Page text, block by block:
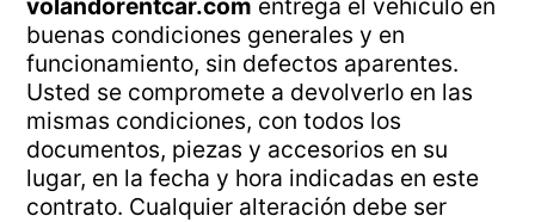
volandorentcar.com entrega el vehículo en
buenas condiciones generales y en
funcionamiento, sin defectos aparentes.
Usted se compromete a devolverlo en las
mismas condiciones, con todos los
documentos, piezas y accesorios en su
lugar, en la fecha y hora indicadas en este
contrato. Cualquier alteración debe ser